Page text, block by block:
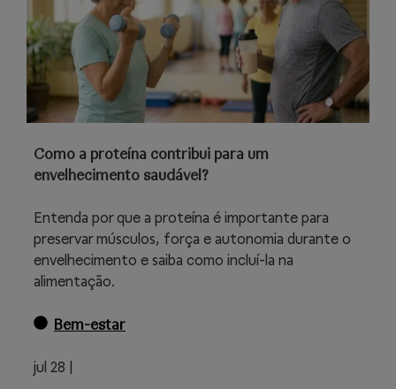
Como a proteína contribui para um
envelhecimento saudável?
Entenda por que a proteína é importante para
preservar músculos, força e autonomia durante o
envelhecimento e saiba como incluí-la na
alimentação.
Bem-estar
jul 28 |